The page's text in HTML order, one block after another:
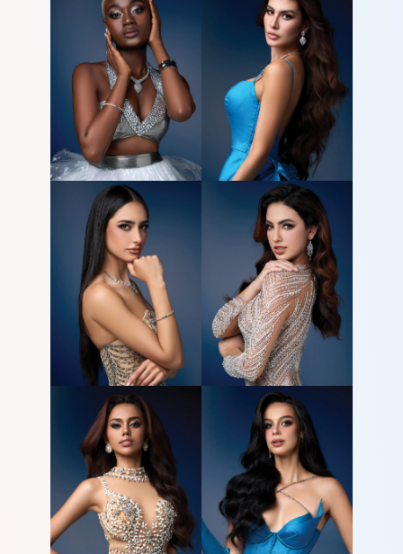
CUỘC THI
TIN TỨC & THƯ VIỆN
ĐỐI TÁC
FAQ